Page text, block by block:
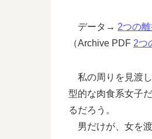
データ→ 2つの
（Archive PDF 2つ
私の周りを見渡
型的な肉食系女子
るだろう。
男だけが、女を渡